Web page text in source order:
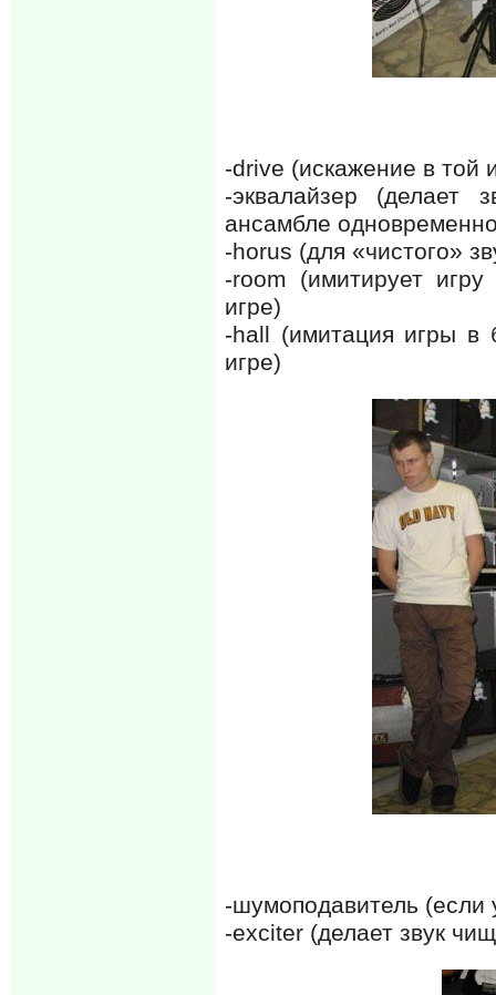
-drive (искажение в той
-эквалайзер (делает
ансамбле
-horus (для «чистого»
-room (имитирует
игре)
-hall (имитация игры в
игре)
-шумоподавитель (если
-exciter (делает звук